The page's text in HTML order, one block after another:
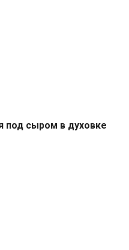
под сыром в духовке